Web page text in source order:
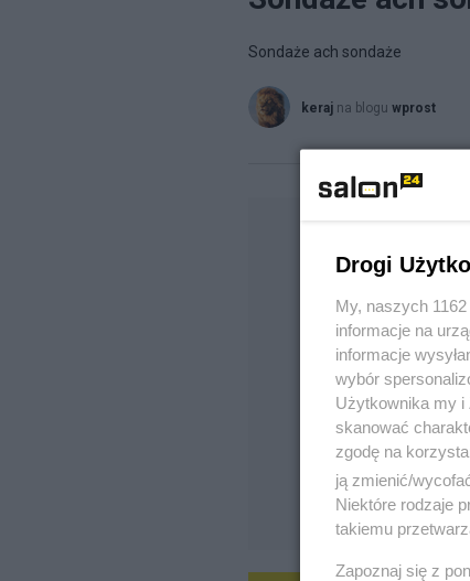
Sondaże ach sondaże
keraj na blogu wprost
Drogi
My, naszych
informacje na
informacje
wybór
Użytkownika my i
skanować
zgodę na
ją zmienić/
Niektóre rodzaje
takiemu
Zapoznaj się z